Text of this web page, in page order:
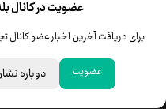
عضویت در کانال
برای دریافت آخرین اخبار عضو کانال
عضویت دوباره
خبرهای مهم